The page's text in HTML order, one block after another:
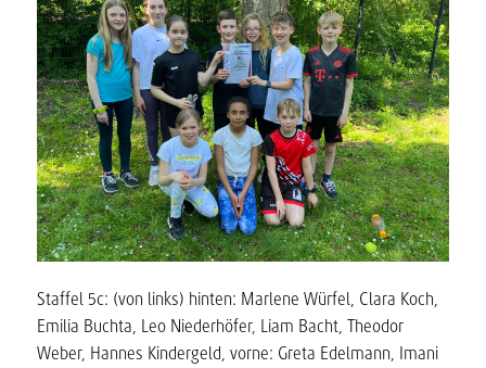
Staffel 5c: (von links) hinten: Marlene Würfel, Clara Koch,
Emilia Buchta, Leo Niederhöfer, Liam Bacht, Theodor
Weber, Hannes Kindergeld, vorne: Greta Edelmann, Imani